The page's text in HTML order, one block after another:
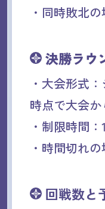
・同時敗北
決勝ラウ
・大会形式
時点で大会か
・制限時間
・時間切れ
回戦数と